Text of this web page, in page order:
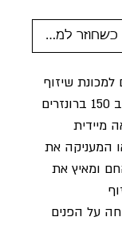
למלאי
מיידית
המעניקה את
ומאיץ את
על הפנים